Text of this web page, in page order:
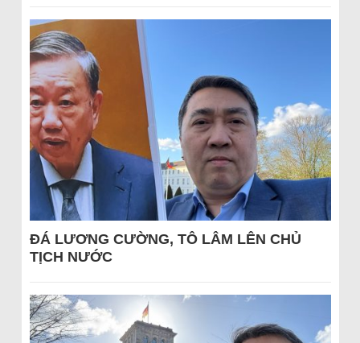
ĐÁ LƯƠNG CƯỜNG, TÔ LÂM LÊN CHỦ
TỊCH NƯỚC